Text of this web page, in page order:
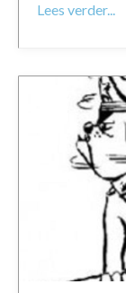
Lees verder...